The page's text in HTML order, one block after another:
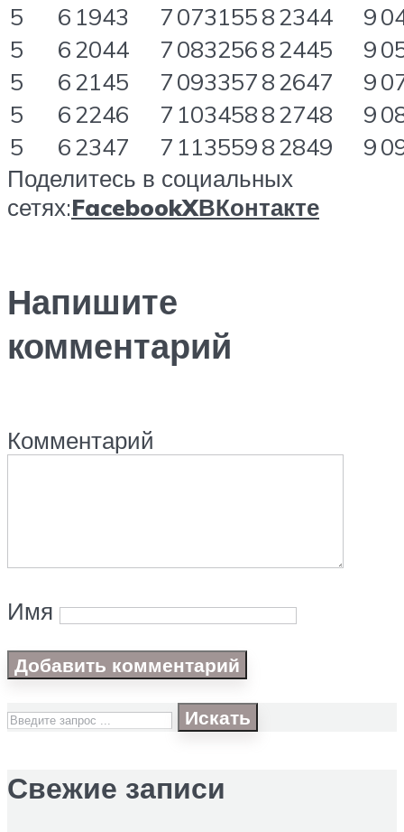
5
6 1943 707315582344 9
5
62044 708325682445 9
5
62145 709335782647 9
5
62246 7 10345882748 9
5
62347 7 11355982849 9
Поделитесь в социальных
сетях:FacebookXВКонтакте
Напишите
комментарий
Комментарий
Имя
Искать
Свежие записи